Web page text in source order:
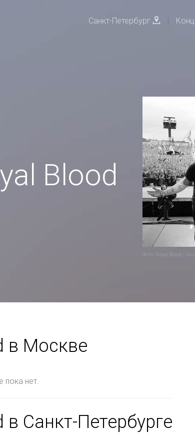
Санкт-Петербург |
Blood
Фото: Royal Blood /
в Москве
пока нет.
Санкт-Петербурге